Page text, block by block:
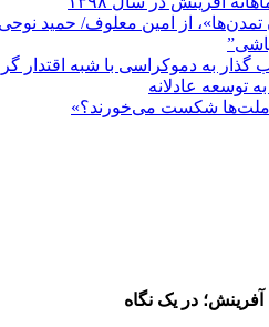
از امین معلوف/ حمید نوحی
به دموکراسی با شبه اقتدار
توسعه عادلانه
ملت‌ها شکست می‌خورند؟»
در یک نگاه